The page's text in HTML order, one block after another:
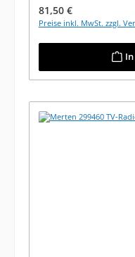
Regulärer Preis:
81,50 €
Preise inkl. MwSt. zzgl.